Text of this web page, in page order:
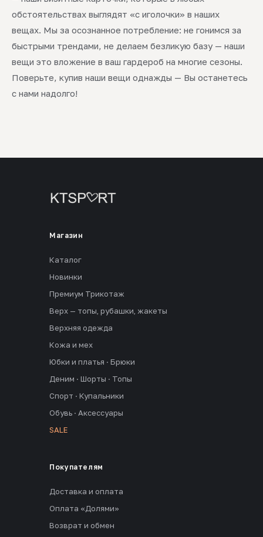
обстоятельствах выглядят «с иголочки» в наших
вещах. Мы за осознанное потребление: не гонимся за
быстрыми трендами, не делаем безликую базу — наши
вещи это вложение в ваш гардероб на многие сезоны.
Поверьте, купив наши вещи однажды — Вы останетесь
с нами надолго!
Магазин
Каталог
Новинки
Премиум Трикотаж
Верх — топы, рубашки, жакеты
Верхняя одежда
Кожа и мех
Юбки и платья · Брюки
Деним · Шорты · Топы
Спорт · Купальники
Обувь · Аксессуары
SALE
Покупателям
Доставка и оплата
Оплата «Долями»
Возврат и обмен